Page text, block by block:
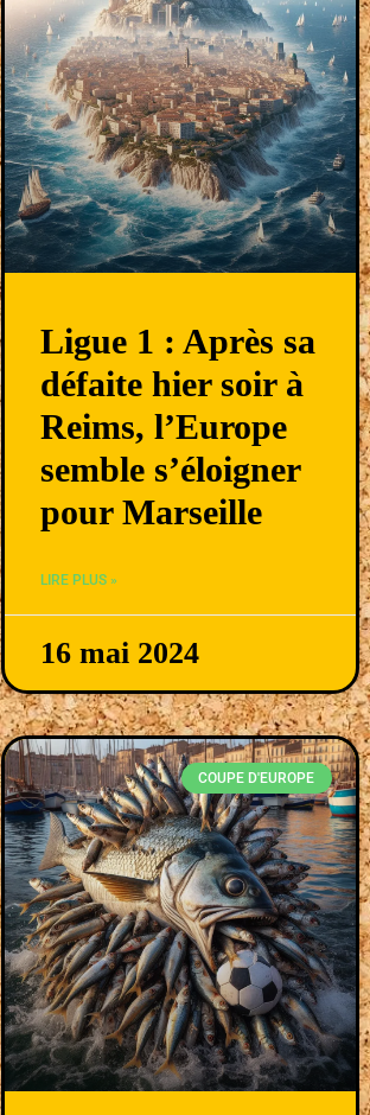
Ligue 1 : Après sa
défaite hier soir à
Reims, l’Europe
semble s’éloigner
pour Marseille
LIRE PLUS »
16 mai 2024
COUPE D'EUROPE